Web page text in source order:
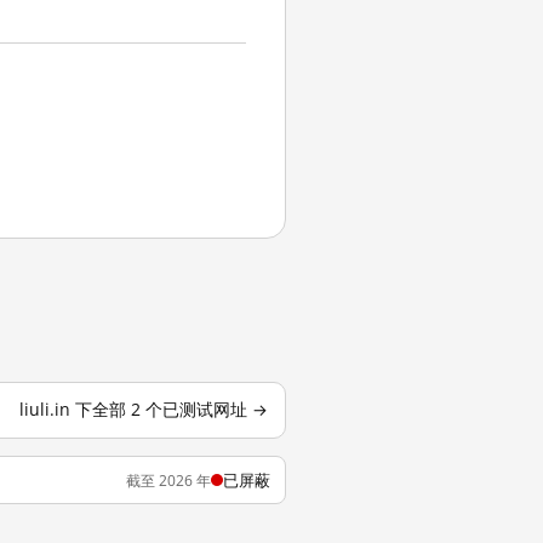
liuli.in 下全部 2 个已测试网址 →
截至 2026 年 已屏蔽